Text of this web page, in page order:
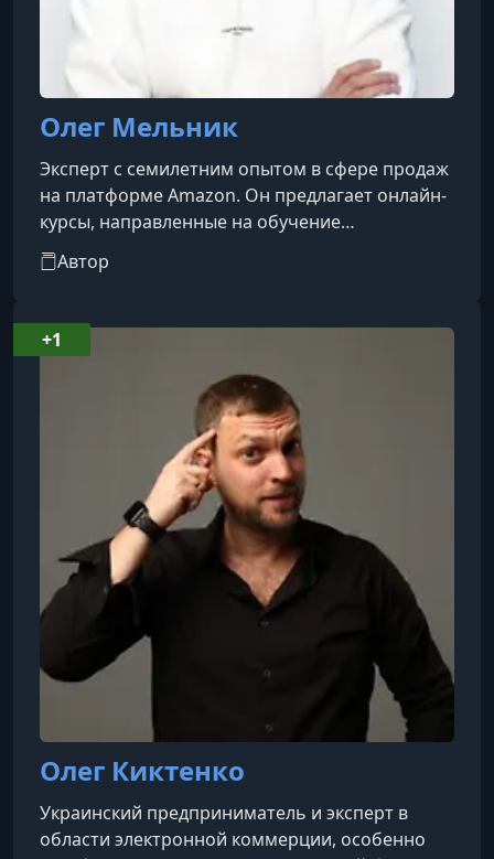
Олег Мельник
Эксперт с семилетним опытом в сфере продаж
на платформе Amazon. Он предлагает онлайн-
курсы, направленные на обучение
эффективным стратегиям ведения бизнеса на
Amazon. Его программы ориентированы как на
пассивный доход и работать независимо от
локации, так и на опытных предпринимателей,
стремящихся масштабировать свой бизнес и
увеличить оборот. Курсы включают
подробные модули по регистрации, анализу
Автор
Олег Киктенко
Украинский предприниматель и эксперт в
области электронной коммерции, особенно
+1